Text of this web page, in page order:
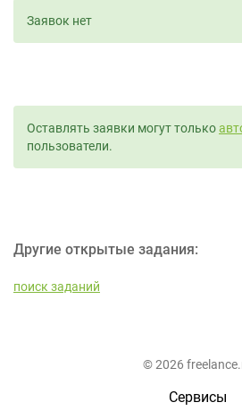
Заявок нет
Оставлять заявки могут только
пользователи.
Другие открытые задания:
поиск заданий
© 2026
Сервисы